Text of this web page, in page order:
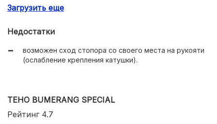
Загрузить еще
Недостатки
возможен сход стопора со своего места на рукояти
(ослабление крепления катушки).
TEHO BUMERANG SPECIAL
Рейтинг 4.7